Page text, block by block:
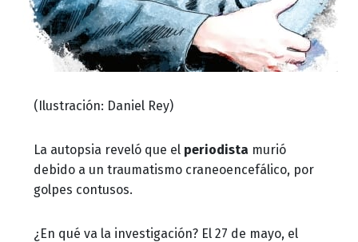
(Ilustración: Daniel Rey)
La autopsia reveló que el periodista murió
debido a un traumatismo craneoencefálico, por
golpes contusos.
¿En qué va la investigación? El 27 de mayo, el